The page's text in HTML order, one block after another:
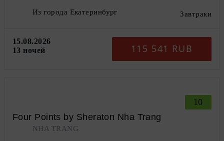
Из города Екатеринбург Завтраки
15.08.2026
13 ночей
115 541 RUB
10
Four Points by Sheraton Nha Trang
NHA TRANG